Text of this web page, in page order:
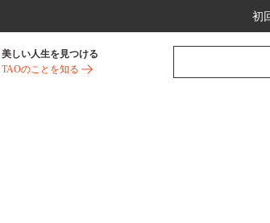
初
美しい人生を見つける
TAOのことを知る